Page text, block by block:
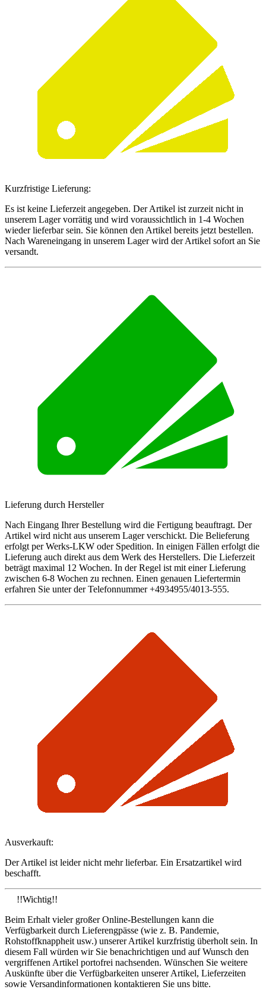
Kurzfristige Lieferung:
Es ist keine Lieferzeit angegeben. Der Artikel ist zurzeit nicht in
unserem Lager vorrätig und wird voraussichtlich in 1-4 Wochen
wieder lieferbar sein. Sie können den Artikel bereits jetzt bestellen.
Nach Wareneingang in unserem Lager wird der Artikel sofort an Sie
versandt.
Lieferung durch Hersteller
Nach Eingang Ihrer Bestellung wird die Fertigung beauftragt. Der
Artikel wird nicht aus unserem Lager verschickt. Die Belieferung
erfolgt per Werks-LKW oder Spedition. In einigen Fällen erfolgt die
Lieferung auch direkt aus dem Werk des Herstellers. Die Lieferzeit
beträgt maximal 12 Wochen. In der Regel ist mit einer Lieferung
zwischen 6-8 Wochen zu rechnen. Einen genauen Liefertermin
erfahren Sie unter der Telefonnummer +4934955/4013-555.
Ausverkauft:
Der Artikel ist leider nicht mehr lieferbar. Ein Ersatzartikel wird
beschafft.
!!Wichtig!!
Beim Erhalt vieler großer Online-Bestellungen kann die
Verfügbarkeit durch Lieferengpässe (wie z. B. Pandemie,
Rohstoffknappheit usw.) unserer Artikel kurzfristig überholt sein. In
diesem Fall würden wir Sie benachrichtigen und auf Wunsch den
vergriffenen Artikel portofrei nachsenden. Wünschen Sie weitere
Auskünfte über die Verfügbarkeiten unserer Artikel, Lieferzeiten
sowie Versandinformationen kontaktieren Sie uns bitte.